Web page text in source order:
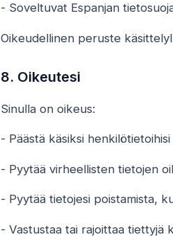
- Soveltuvat Espanjan
Oikeudellinen peruste
8. Oikeutesi
Sinulla on oikeus:
- Päästä käsiksi henkilötietoihisi
- Pyytää virheellisten tietojen
- Pyytää tietojesi poistamista,
- Vastustaa tai rajoittaa tiettyjä